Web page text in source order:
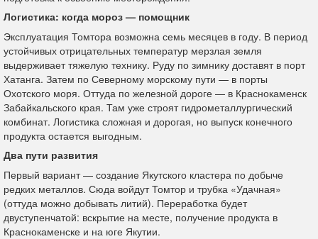
Логистика: когда мороз — помощник
Эксплуатация Томтора возможна семь месяцев в году. В период
устойчивых отрицательных температур мерзлая земля
выдерживает тяжелую технику. Руду по зимнику доставят в порт
Хатанга. Затем по Северному морскому пути — в порты
Охотского моря. Оттуда по железной дороге — в Краснокаменск
Забайкальского края. Там уже строят гидрометаллургический
комбинат. Логистика сложная и дорогая, но выпуск конечного
продукта остается выгодным.
Два пути развития
Первый вариант — создание Якутского кластера по добыче
редких металлов. Сюда войдут Томтор и трубка «Удачная»
(оттуда можно добывать литий). Переработка будет
двуступенчатой: вскрытие на месте, получение продукта в
Краснокаменске и на юге Якутии.